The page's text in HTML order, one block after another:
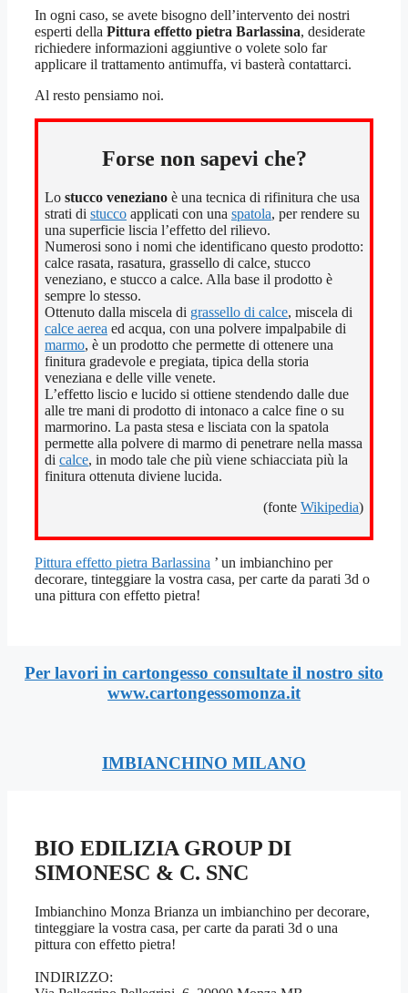
In ogni caso, se avete bisogno dell’intervento dei nostri
esperti della Pittura effetto pietra Barlassina, desiderate
richiedere informazioni aggiuntive o volete solo far
applicare il trattamento antimuffa, vi basterà contattarci.
Al resto pensiamo noi.
Forse non sapevi che?
Lo stucco veneziano è una tecnica di rifinitura che usa
strati di stucco applicati con una spatola, per rendere su
una superficie liscia l’effetto del rilievo.
Numerosi sono i nomi che identificano questo prodotto:
calce rasata, rasatura, grassello di calce, stucco
veneziano, e stucco a calce. Alla base il prodotto è
sempre lo stesso.
Ottenuto dalla miscela di grassello di calce, miscela di
calce aerea ed acqua, con una polvere impalpabile di
marmo, è un prodotto che permette di ottenere una
finitura gradevole e pregiata, tipica della storia
veneziana e delle ville venete.
L’effetto liscio e lucido si ottiene stendendo dalle due
alle tre mani di prodotto di intonaco a calce fine o su
marmorino. La pasta stesa e lisciata con la spatola
permette alla polvere di marmo di penetrare nella massa
di calce, in modo tale che più viene schiacciata più la
finitura ottenuta diviene lucida.
(fonte Wikipedia)
Pittura effetto pietra Barlassina ’ un imbianchino per
decorare, tinteggiare la vostra casa, per carte da parati 3d o
una pittura con effetto pietra!
Per lavori in cartongesso consultate il nostro sito
www.cartongessomonza.it
IMBIANCHINO MILANO
BIO EDILIZIA GROUP DI
SIMONESC & C. SNC
Imbianchino Monza Brianza un imbianchino per decorare,
tinteggiare la vostra casa, per carte da parati 3d o una
pittura con effetto pietra!
INDIRIZZO: